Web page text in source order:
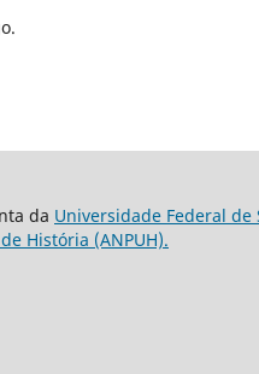
da Universidade Federal de
História (ANPUH).